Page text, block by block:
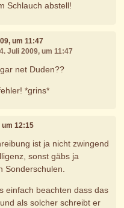
Schlauch abstell!
um 11:47
Juli 2009, um 11:47
net Duden??
*grins*
um 12:15
ist ja nicht zwingend
sonst gäbs ja
Sonderschulen.
einfach beachten dass das
als solcher schreibt er